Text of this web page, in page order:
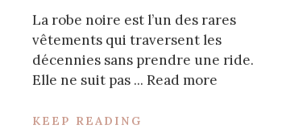
La robe noire est l’un des rares
vêtements qui traversent les
décennies sans prendre une ride.
Elle ne suit pas ... Read more
KEEP READING